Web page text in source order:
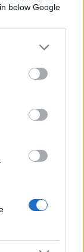
below Google
legale” –
sarà prevista
Bitcoin, e si
alla
interesse per
regione
per il